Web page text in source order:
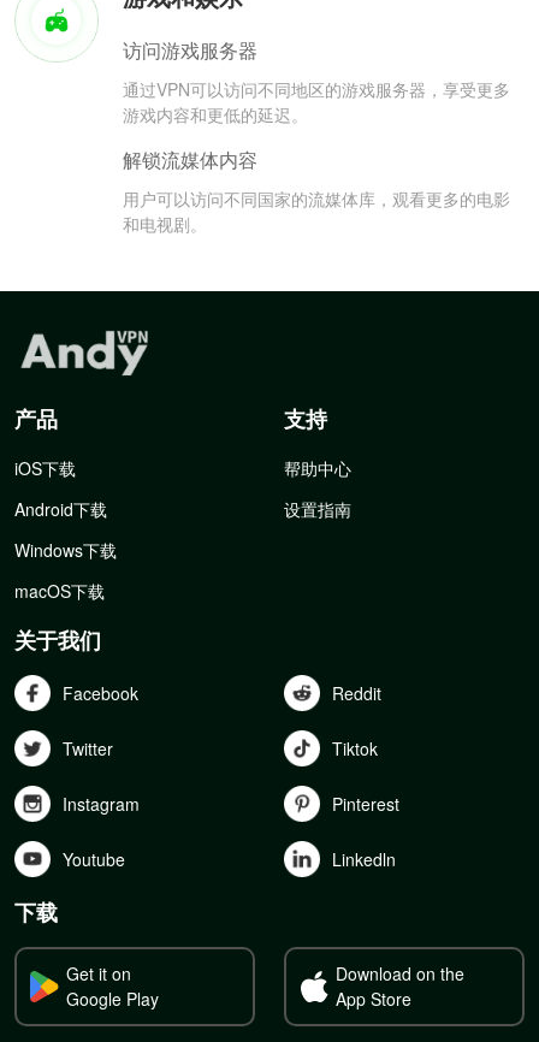
访问游戏服务器
通过VPN可以访问不同地区的游戏服务器，享受更多
游戏内容和更低的延迟。
解锁流媒体内容
用户可以访问不同国家的流媒体库，观看更多的电影
和电视剧。
产品
iOS下载
Android下载
Windows下载
macOS下载
支持
帮助中心
设置指南
关于我们
Facebook Reddit
Twitter Tiktok
Instagram Pinterest
Youtube Linkedln
下载
Get it on
Google Play
Download on the
App Store